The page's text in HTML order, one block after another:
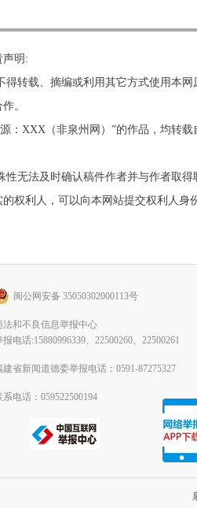
声明:
转载、摘编或利用其它方式使用本
。
：XXX（非泉州网）”的作品，均转
无法及时确认稿件作者并与作者取
权利人，可以向本网站提交权利人身
闽公网安备 35050302000113号
法和不良信息举报中心
报电话:15880996339、22500260、22500261
建省新闻道德委举报电话：0591-87275327
系电话：059522500194